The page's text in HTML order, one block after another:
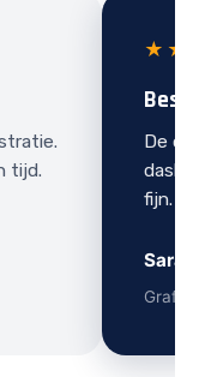
tijd.
De
fijn.